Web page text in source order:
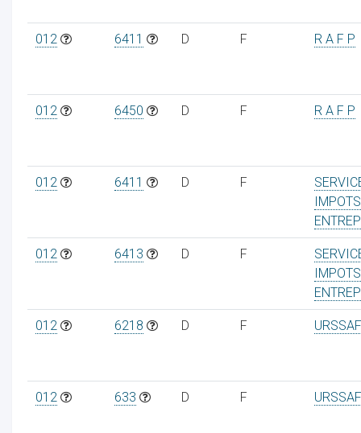
012 6411 D F R A F P
012 6450 D F R A F P
012 6411 D F
IMPOTS
012 6413 D F
IMPOTS
012 6218 D F
012 633 D F